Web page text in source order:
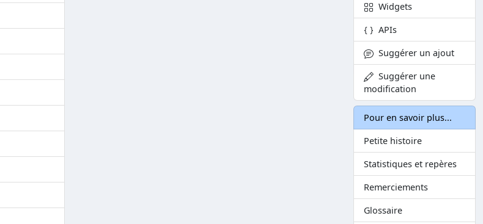
Widgets
APIs
Suggérer un ajout
Suggérer une
modification
Pour en savoir plus...
Petite histoire
Statistiques et repères
Remerciements
Glossaire